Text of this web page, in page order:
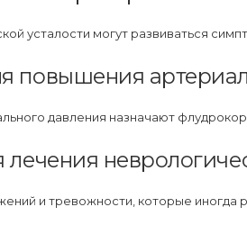
усталости могут развиваться
повышения
давления назначают
лечения
и тревожности, которые иногда